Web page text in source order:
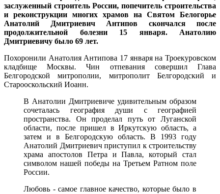
заслуженный строитель России, попечитель строительства
и реконструкции многих храмов на Святом Белогорье
Анатолий Дмитриевич Антипов скончался после
продолжительной болезни 15 января. Анатолию
Дмитриевичу было 69 лет.
Похоронили Анатолия Антипова 17 января на Троекуровском
кладбище Москвы. Чин отпевания совершил Глава
Белгородской митрополии, митрополит Белгородский и
Старооскольский Иоанн.
В Анатолии Дмитриевиче удивительным образом
сочеталась география души с географией
пространства. Он проделал путь от Луганской
области, после пришел в Иркутскую область, а
затем и в Белгородскую область. В 1993 году
Анатолий Дмитриевич приступил к строительству
храма апостолов Петра и Павла, который стал
символом нашей победы на Третьем Ратном поле
России.
Любовь - самое главное качество, которые было в